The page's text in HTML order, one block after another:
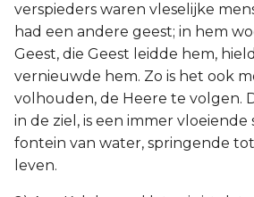
verspieders waren vleselijke
had een andere geest; in hem
Geest, die Geest leidde hem,
vernieuwde hem. Zo is het ook
volhouden, de Heere te volgen.
in de ziel, is een immer vloeiende
fontein van water, springende
leven.